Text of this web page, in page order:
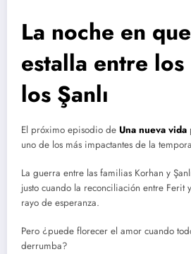
La noche en
estalla entre
los Şanlı
El próximo episodio de Una nueva vida
uno de los más impactantes de la
La guerra entre las familias Korhan y
justo cuando la reconciliación entre Ferit
rayo de esperanza.
Pero ¿puede florecer el amor cuando
derrumba?